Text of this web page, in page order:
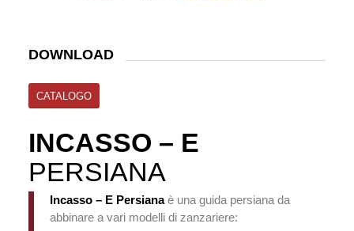
DOWNLOAD
CATALOGO
INCASSO – E
PERSIANA
Incasso – E Persianaè una guida persiana da
abbinare a vari modelli di zanzariere: